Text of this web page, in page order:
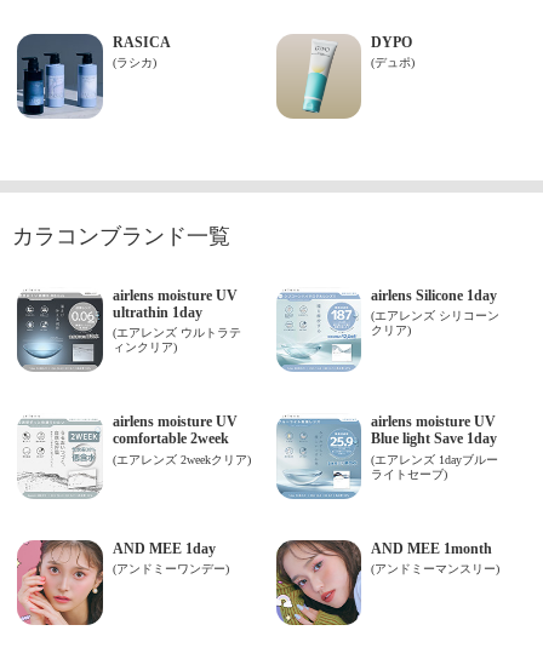
カラコンブランド一覧